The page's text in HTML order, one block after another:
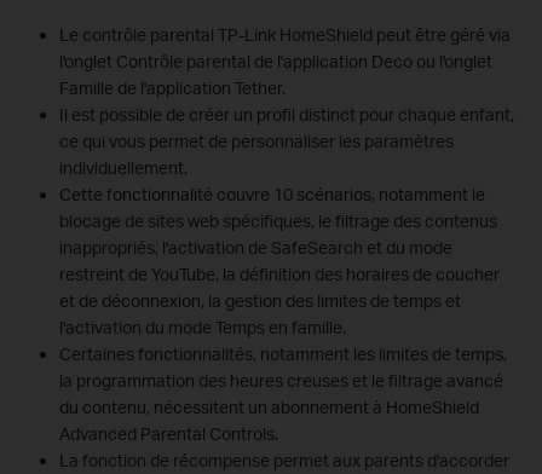
Le contrôle parental TP-Link HomeShield peut être géré via
l'onglet Contrôle parental de l'application Deco ou l'onglet
Famille de l'application Tether.
Il est possible de créer un profil distinct pour chaque enfant,
ce qui vous permet de personnaliser les paramètres
individuellement.
Cette fonctionnalité couvre 10 scénarios, notamment le
blocage de sites web spécifiques, le filtrage des contenus
inappropriés, l'activation de SafeSearch et du mode
restreint de YouTube, la définition des horaires de coucher
et de déconnexion, la gestion des limites de temps et
l'activation du mode Temps en famille.
Certaines fonctionnalités, notamment les limites de temps,
la programmation des heures creuses et le filtrage avancé
du contenu, nécessitent un abonnement à HomeShield
Advanced Parental Controls.
La fonction de récompense permet aux parents d'accorder